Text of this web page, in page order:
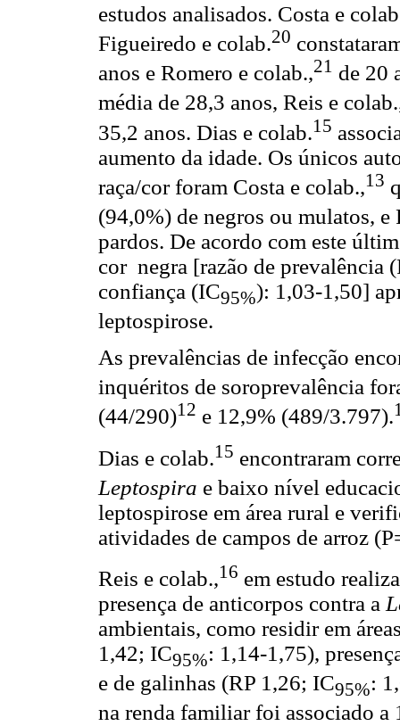
estudos analisados. Costa e
Figueiredo e colab.20
anos e Romero e colab.,21 de 20
média de 28,3 anos, Reis e
35,2 anos. Dias e colab.15
aumento da idade. Os únicos
raça/cor foram Costa e colab.,13
(94,0%) de negros ou mulatos, e
pardos. De acordo com este
cor negra [razão de prevalência
confiança (IC95%): 1,03-1,50]
leptospirose.
As prevalências de infecção
inquéritos de soroprevalência
(44/290)12 e 12,9% (489/3.797).
Dias e colab.15 encontraram
Leptospira e baixo nível
leptospirose em área rural e
atividades de campos de arroz
Reis e colab.,16 em estudo
presença de anticorpos contra a
ambientais, como residir em
1,42; IC95%: 1,14-1,75),
e de galinhas (RP 1,26; IC95%:
na renda familiar foi associado a